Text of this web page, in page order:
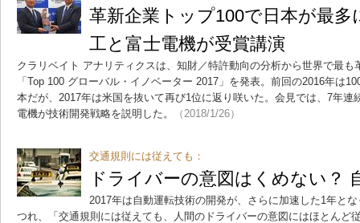
革新企業トップ100で日本が最多
工と富士電機が受賞講演
クラリベイト アナリティクスは、知財／特許動向の分析から世界で最も
「Top 100 グローバル・イノベーター 2017」を発表。前回の2016年は
本だが、2017年は米国を抜いて再び1位に返り咲いた。会見では、7年連
電機が技術開発戦略を説明した。
（2018/1/26）
交通規則には従えても：
ドライバーの意図はくめない？
2017年は自動運転技術の開発が、さらに加速した1年と
つれ、「交通規則には従えても、人間のドライバーの意図にはほとんど